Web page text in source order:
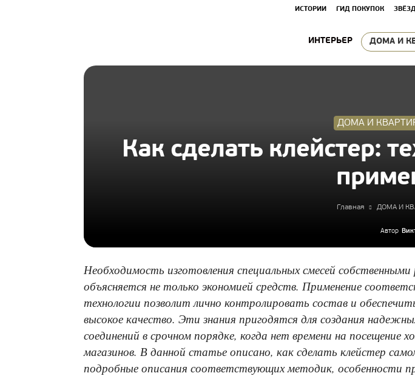
ИСТОРИИ ГИД ПОКУПОК
ИНТЕРЬЕР ДОМА И
ДОМА И
Как сделать клейстер:
Главная ДОМА И
Автор
Необходимость изготовления специальных смесей собственными
объясняется не только экономией средств. Применение
технологии позволит лично контролировать состав и
высокое качество. Эти знания пригодятся для создания
соединений в срочном порядке, когда нет времени на посещение
магазинов. В данной статье описано, как сделать клейстер
подробные описания соответствующих методик, особенности